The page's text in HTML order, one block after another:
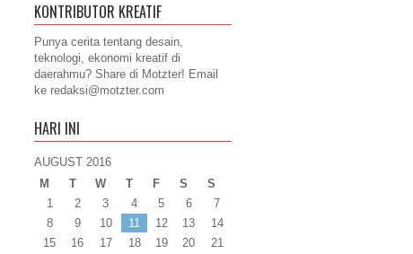
KONTRIBUTOR KREATIF
Punya cerita tentang desain,
teknologi, ekonomi kreatif di
daerahmu? Share di Motzter! Email
ke redaksi@motzter.com
HARI INI
AUGUST 2016
M
T W T F S S
1 2 3 4 5 6
7
8
9 10 11 12 13
14
15
16 17 18 19 20
21